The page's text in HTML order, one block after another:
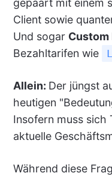
gepaart mit einem
Client sowie
Und sogar Custom
Bezahltarifen wie
Allein: Der jüngst
heutigen
Insofern muss sich
aktuelle
Während diese